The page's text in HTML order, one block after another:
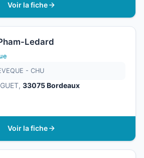
Voir la fiche
Ledard
- CHU
33075 Bordeaux
Voir la fiche